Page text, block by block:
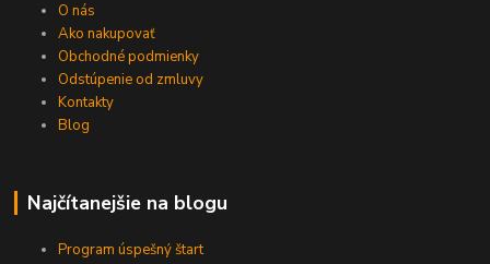
O nás
Ako nakupovať
Obchodné podmienky
Odstúpenie od zmluvy
Kontakty
Blog
Najčítanejšie na blogu
Program úspešný štart